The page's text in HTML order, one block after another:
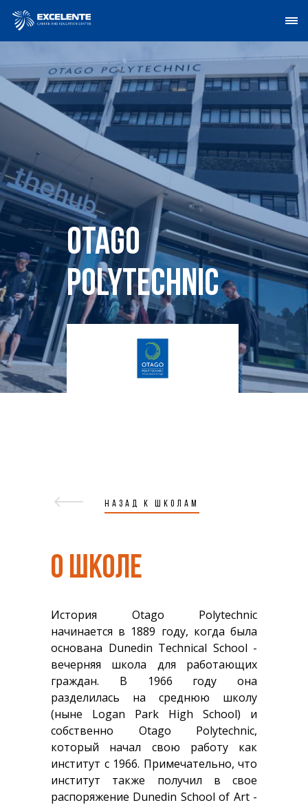
Otago
Polytechnic
НАЗАД К ШКОЛАМ
О ШКОЛЕ
История Otago Polytechnic
начинается в 1889 году, когда была
основана Dunedin Technical School -
вечерняя школа для работающих
граждан. В 1966 году она
разделилась на среднюю школу
(ныне Logan Park High School) и
собственно Otago Polytechnic,
который начал свою работу как
институт с 1966. Примечательно, что
институт также получил в свое
распоряжение Dunedin School of Art -